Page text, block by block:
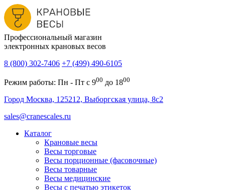
Профессиональный магазин
электронных крановых весов
8 (800) 302-7406 +7 (499) 490-6105
Режим работы: Пн - Пт с 900 до 1800
Город Москва, 125212, Выборгская улица, 8с2
sales@cranescales.ru
Каталог
Крановые весы
Весы торговые
Весы порционные (фасовочные)
Весы товарные
Весы медицинские
Весы с печатью этикеток